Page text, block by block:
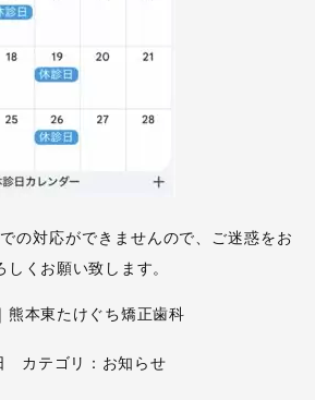
の対応ができませんので、ご迷惑をお
くお願い致します。
熊本東たけぐち矯正歯科
カテゴリ： お知らせ